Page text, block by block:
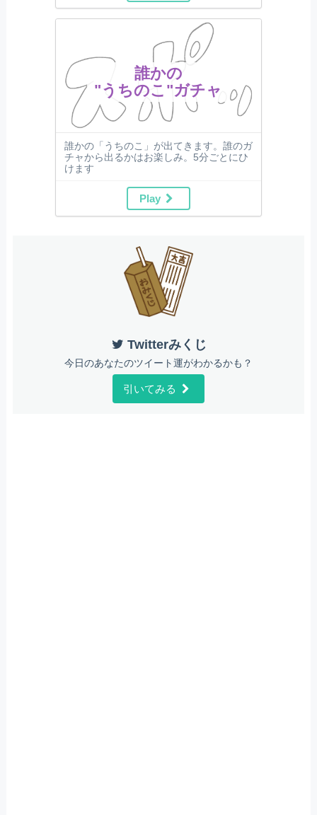
誰かの
"うちのこ"ガチャ
誰かの「うちのこ」が出てきます。誰のガ
チャから出るかはお楽しみ。5分ごとにひ
けます
Play
Twitterみくじ
今日のあなたのツイート運がわかるかも？
引いてみる